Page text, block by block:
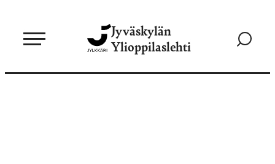
sisältöön
Jyväskylän
Ylioppilaslehti
Siirry